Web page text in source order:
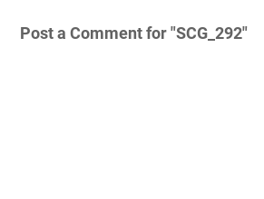
Post a Comment for "SCG_292"